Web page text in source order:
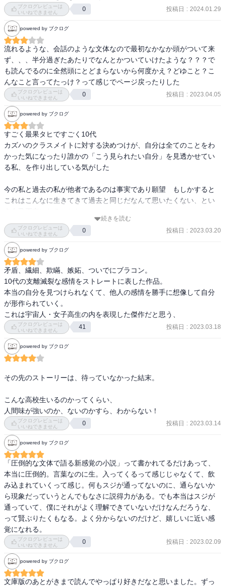
ブクログレビューは
いいねできません
0 投稿日 : 2024.01.29
powered by ブクログ
流れるような、会話のような文体なので最初なかなか頭がついて来
ず、、、半分過ぎたあたりでなんとかついていけたような？？？で
も読んでるのに全然頭にとどまらないから何度かえ？どゆこと？こ
んなこと言ってたっけ？って感じでページ戻ったりした
ブクログレビューは
いいねできません
0 投稿日 : 2023.04.05
powered by ブクログ
すごく最果タヒですごく10代
カズハのクラスメイトに対する決めつけが、自分は全てのことをわ
かった気になったり誰かの「こう見られたい自分」を見透かせてい
る私、を作り出している気がした
今の私と過去の私が他者であるのは事実であり願望　もしかすると
これはこんなに生きてきて過去と同じだなんて思いたくない、とい
「十代に共感する奴はみんな嘘つき」だけど「十代に共感できない
(しない)奴もみんな嘘つき」だと思う　「自分の昔の頃はこうだっ
た」と美化しすぎて今の十代の今を正しく認識しようとしない人も
嘘つきである
「きみの絶望が他人の絶望への顔パスになるとでも思っている
の？」(p.141)
自分と他人を重ねることは勝手だけど、それを持ち出したら共感エ
ピ自由に語ったり自分とひとまとめにしていい理由にはならないん
だよね
「偶然的に愛し合っていて、だから付き合うっていう形式以外不
「愛されたい」や性欲、他者への優越感が欲しくなっちゃうって言
自分が知っている狭いコミュニティから○○がいい、という理由で自
分なりに納得して見つけた人と、私たちは愛し合っているという偶
然性を信じて生きていくものだよ
続きを読む
ブクログレビューは
いいねできません
0 投稿日 : 2023.03.20
powered by ブクログ
矛盾、繊細、欺瞞、嫉妬、ついでにブラコン。
10代の支離滅裂な感情をストレートに表した作品。
本当の自分を見つけられなくて、他人の感情を勝手に想像して自分
が形作られていく。
これは宇宙人・女子高生の内を表現した傑作だと思う、
ブクログレビューは
いいねできません
41 投稿日 : 2023.03.18
powered by ブクログ
その先のストーリーは、待っていなかった結末。
こんな高校生いるのかってくらい、
人間味が強いのか、ないのかすら、わからない！
ブクログレビューは
いいねできません
0 投稿日 : 2023.03.14
powered by ブクログ
「圧倒的な文体で語る新感覚の小説」って書かれてるだけあって、
本当に圧倒的。言葉なのに生。入ってくるって感じじゃなくて、飲
み込まれていくって感じ。何もスジが通ってないのに、通らないか
ら現象だっていうとんでもなさに説得力がある。でも本当はスジが
通っていて、僕にそれがよく理解できていないだけなんだろうな、
って賢ぶりたくもなる。よく分からないのだけど、嬉しいに近い感
覚になれる。
ブクログレビューは
いいねできません
0 投稿日 : 2023.02.09
powered by ブクログ
文庫版のあとがきまで読んでやっぱり好きだなと思いました。ずっ